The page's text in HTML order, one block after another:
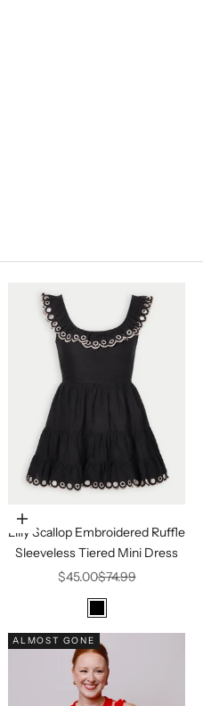
Elige opciones
Lilly Scallop Embroidered Ruffle
Sleeveless Tiered Mini Dress
Precio de oferta
$45.00Precio normal
$74.99
Black
ALMOST GONE